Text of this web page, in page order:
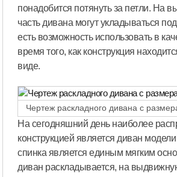
понадобится потянуть за петли. На
часть дивана могут укладываться
есть возможность использовать в
время того, как конструкция
виде.
Чертеж раскладного дивана с
На сегодняшний день наиболее
конструкцией является диван
спинка является единым мягким
диван раскладывается, на